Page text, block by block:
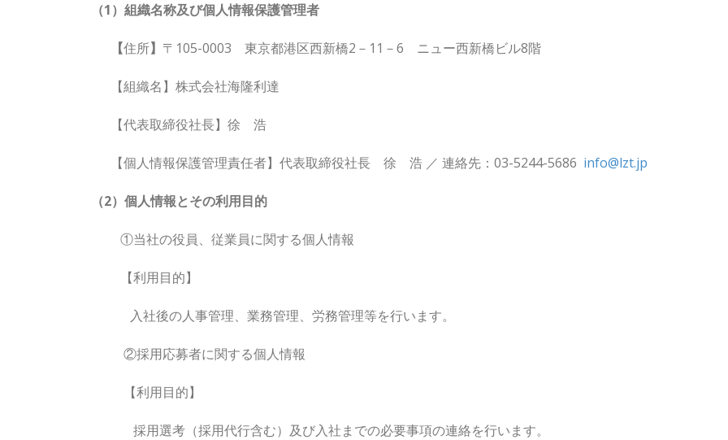
（1）組織名称及び個人情報保護管理者
【住所】 〒105-0003 東京都港区西新橋2－11－6 ニュー西新橋ビル8階
【組織名】株式会社海隆利達
【代表取締役社長】徐 浩
【個人情報保護管理責任者】代表取締役社長 徐 浩 ／ 連絡先：03-5244-5686 info@lzt.jp
（2）個人情報とその利用目的
①当社の役員、従業員に関する個人情報
【利用目的】
入社後の人事管理、業務管理、労務管理等を行います。
②採用応募者に関する個人情報
【利用目的】
採用選考（採用代行含む）及び入社までの必要事項の連絡を行います。